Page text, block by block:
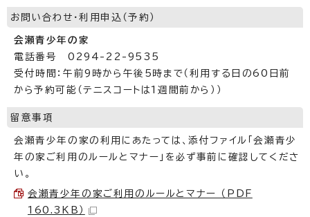
お問い合わせ・利用申込（予約）
会瀬青少年の家
電話番号 0294-22-9535
受付時間：午前9時から午後5時まで（利用する日の60日前
から予約可能（テニスコートは1週間前から））
留意事項
会瀬青少年の家の利用にあたっては、添付ファイル「会瀬青少
年の家ご利用のルールとマナー」を必ず事前に確認してくださ
い。
会瀬青少年の家ご利用のルールとマナー （PDF
160.3KB）